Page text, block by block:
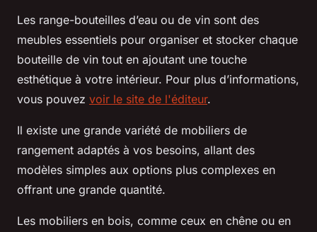
Les range-bouteilles d’eau ou de vin sont des
meubles essentiels pour organiser et stocker chaque
bouteille de vin tout en ajoutant une touche
esthétique à votre intérieur. Pour plus d’informations,
vous pouvez voir le site de l'éditeur.
Il existe une grande variété de mobiliers de
rangement adaptés à vos besoins, allant des
modèles simples aux options plus complexes en
offrant une grande quantité.
Les mobiliers en bois, comme ceux en chêne ou en